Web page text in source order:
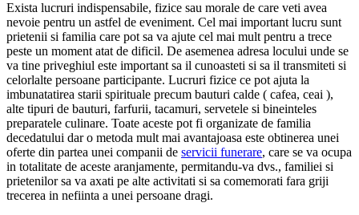
Exista lucruri indispensabile, fizice sau morale de care veti avea
nevoie pentru un astfel de eveniment. Cel mai important lucru sunt
prietenii si familia care pot sa va ajute cel mai mult pentru a trece
peste un moment atat de dificil. De asemenea adresa locului unde se
va tine priveghiul este important sa il cunoasteti si sa il transmiteti si
celorlalte persoane participante. Lucruri fizice ce pot ajuta la
imbunatatirea starii spirituale precum bauturi calde ( cafea, ceai ),
alte tipuri de bauturi, farfurii, tacamuri, servetele si bineinteles
preparatele culinare. Toate aceste pot fi organizate de familia
decedatului dar o metoda mult mai avantajoasa este obtinerea unei
oferte din partea unei companii de servicii funerare, care se va ocupa
in totalitate de aceste aranjamente, permitandu-va dvs., familiei si
prietenilor sa va axati pe alte activitati si sa comemorati fara griji
trecerea in nefiinta a unei persoane dragi.